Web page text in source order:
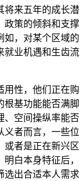
来五年的成长潜
政策的倾斜和支撑
如，对某个区域的
就业机遇和生齿流
性，他们正在购
根基功能能否满脚
、空间操纵率能否
义者而言，一些位
或者是正在新兴区
白本身特征后，
选出合适本人需求